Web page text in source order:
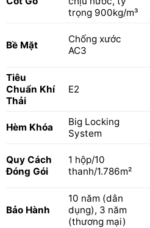
trọng 900kg/m³
Bề Mặt
Chống xước
AC3
Tiêu
Chuẩn Khí
Thải
E2
Hèm Khóa
Big Locking
System
Quy Cách
Đóng Gói
1 hộp/10
thanh/1.786m²
Bảo Hành
10 năm (dân
dụng), 3 năm
(thương mại)